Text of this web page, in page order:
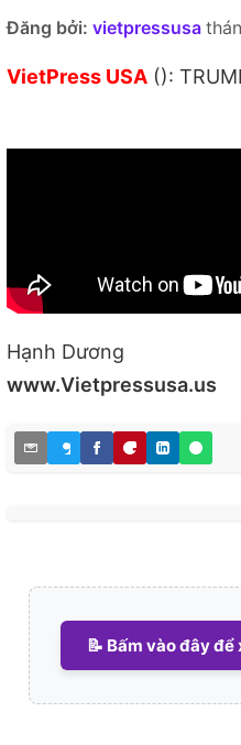
Đăng bởi: vietpressusa
VietPress USA ():
Hạnh Dương
www.Vietpressusa.us
📝 Bấm vào đây